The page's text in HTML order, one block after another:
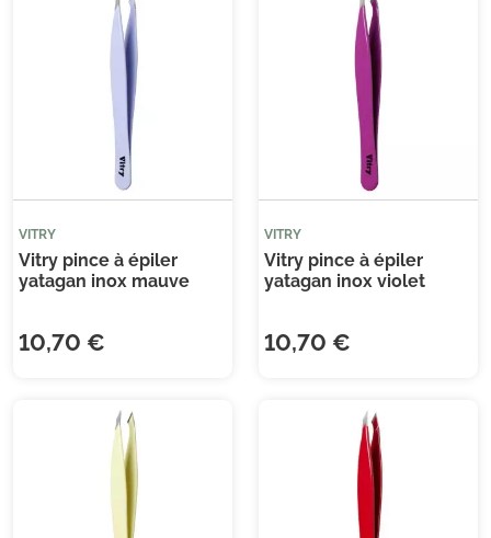
VITRY
Vitry pince à épiler
yatagan inox mauve
10,70 €
VITRY
Vitry pince à épiler
yatagan inox violet
10,70 €